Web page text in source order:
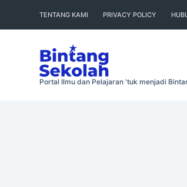
TENTANG KAMI PRIVACY POLICY
Portal Ilmu dan Pelajaran 'tuk menjadi